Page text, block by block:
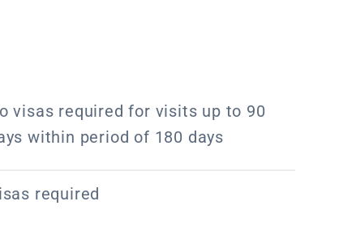
visas required for visits up to 90
within period of 180 days
required